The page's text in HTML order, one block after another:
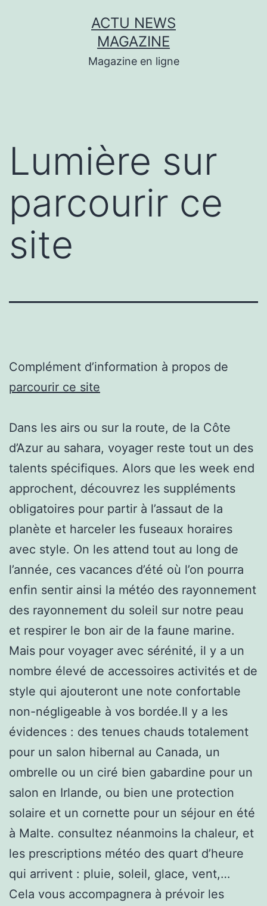
ACTU NEWS
MAGAZINE
Magazine en ligne
Lumière sur
parcourir ce
site
Complément d’information à propos de
parcourir ce site
Dans les airs ou sur la route, de la Côte
d’Azur au sahara, voyager reste tout un des
talents spécifiques. Alors que les week end
approchent, découvrez les suppléments
obligatoires pour partir à l’assaut de la
planète et harceler les fuseaux horaires
avec style. On les attend tout au long de
l’année, ces vacances d’été où l’on pourra
enfin sentir ainsi la météo des rayonnement
des rayonnement du soleil sur notre peau
et respirer le bon air de la faune marine.
Mais pour voyager avec sérénité, il y a un
nombre élevé de accessoires activités et de
style qui ajouteront une note confortable
non-négligeable à vos bordée.Il y a les
évidences : des tenues chauds totalement
pour un salon hibernal au Canada, un
ombrelle ou un ciré bien gabardine pour un
salon en Irlande, ou bien une protection
solaire et un cornette pour un séjour en été
à Malte. consultez néanmoins la chaleur, et
les prescriptions météo des quart d’heure
qui arrivent : pluie, soleil, glace, vent,…
Cela vous accompagnera à prévoir les